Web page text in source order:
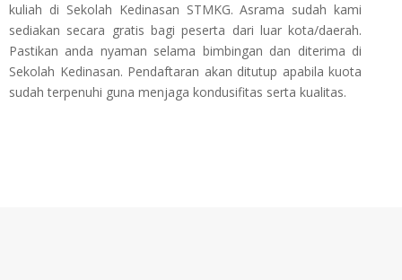
kuliah di Sekolah Kedinasan STMKG. Asrama sudah kami
sediakan secara gratis bagi peserta dari luar kota/daerah.
Pastikan anda nyaman selama bimbingan dan diterima di
Sekolah Kedinasan. Pendaftaran akan ditutup apabila kuota
sudah terpenuhi guna menjaga kondusifitas serta kualitas.